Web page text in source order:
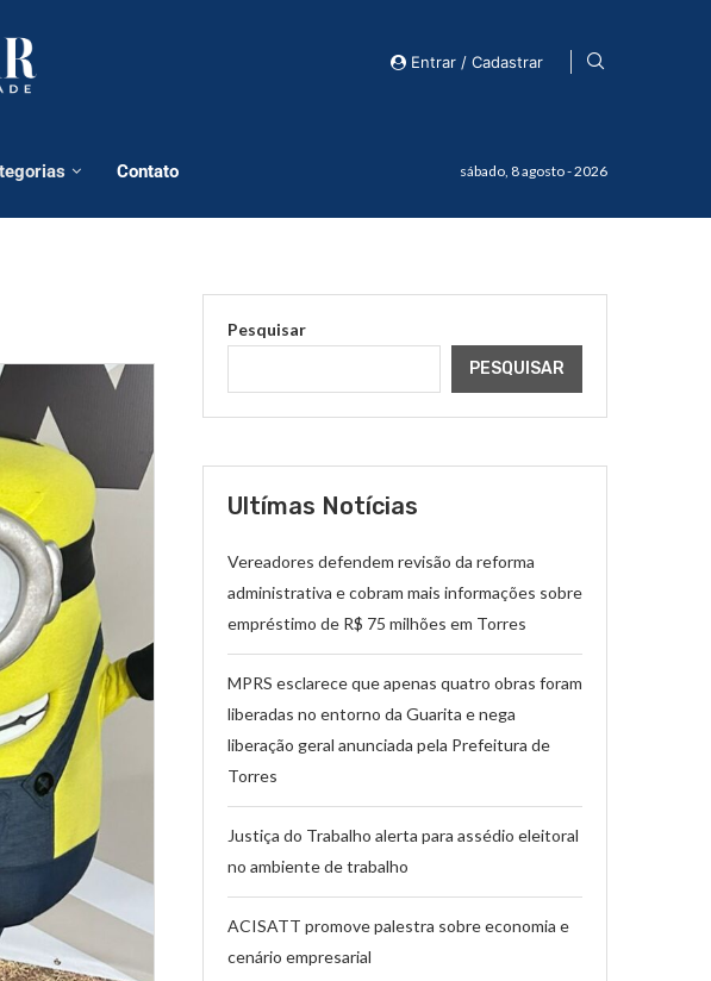
Entrar / Cadastrar
Contato sábado, 8 agosto - 2026
Pesquisar
PESQUISAR
Ultímas Notícias
Vereadores defendem revisão da reforma
administrativa e cobram mais informações sobre
empréstimo de R$ 75 milhões em Torres
MPRS esclarece que apenas quatro obras foram
liberadas no entorno da Guarita e nega
liberação geral anunciada pela Prefeitura de
Torres
Justiça do Trabalho alerta para assédio eleitoral
no ambiente de trabalho
ACISATT promove palestra sobre economia e
cenário empresarial